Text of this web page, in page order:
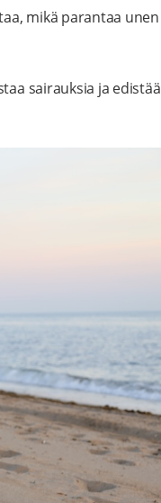
mikä parantaa unen
sairauksia ja edistää